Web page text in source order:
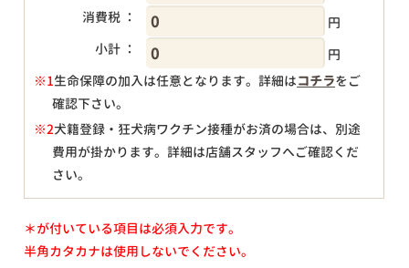
消費税 ：
円
小計 ：
円
※1生命保障の加入は任意となります。詳細はコチラをご
確認下さい。
※2犬籍登録・狂犬病ワクチン接種がお済の場合は、別途
費用が掛かります。詳細は店舗スタッフへご確認くだ
さい。
＊が付いている項目は必須入力です。
半角カタカナは使用しないでください。